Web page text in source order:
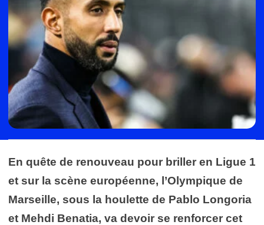
En quête de renouveau pour briller en Ligue 1
et sur la scène européenne, l’Olympique de
Marseille, sous la houlette de Pablo Longoria
et Mehdi Benatia, va devoir se renforcer cet